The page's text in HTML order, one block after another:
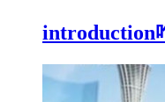
introduction